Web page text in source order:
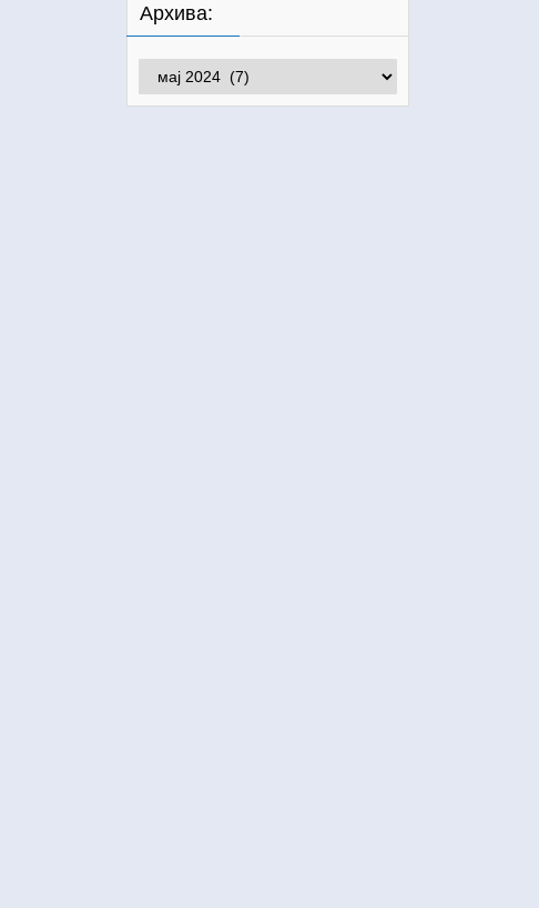
Архива:
Архива: